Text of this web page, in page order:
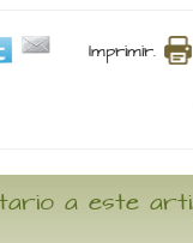
Imprimir.
a este